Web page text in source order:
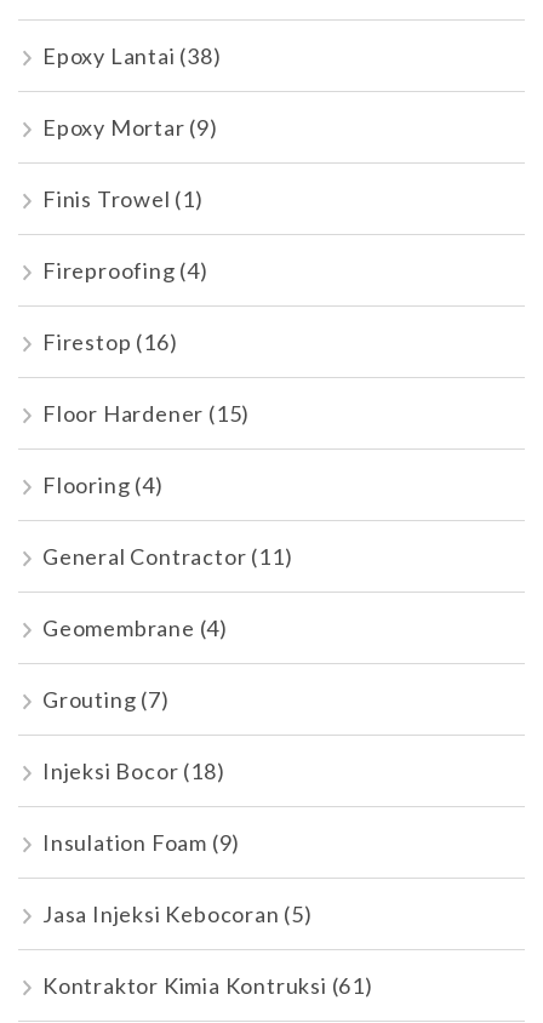
Epoxy Lantai (38)
Epoxy Mortar (9)
Finis Trowel (1)
Fireproofing (4)
Firestop (16)
Floor Hardener (15)
Flooring (4)
General Contractor (11)
Geomembrane (4)
Grouting (7)
Injeksi Bocor (18)
Insulation Foam (9)
Jasa Injeksi Kebocoran (5)
Kontraktor Kimia Kontruksi (61)